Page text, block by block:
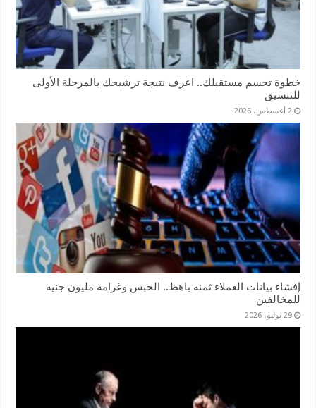
خطوة تحسم مستقبلك.. اعرف نتيجة ترشيحك بالمرحلة الأولى
للتنسيق
2 أغسطس، 2026
إفشاء بيانات العملاء ثمنه باهظ.. الحبس وغرامة مليون جنيه
للمخالفين
29 يوليو، 2026